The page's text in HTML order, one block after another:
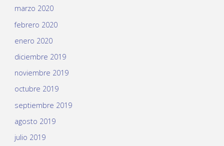
marzo 2020
febrero 2020
enero 2020
diciembre 2019
noviembre 2019
octubre 2019
septiembre 2019
agosto 2019
julio 2019